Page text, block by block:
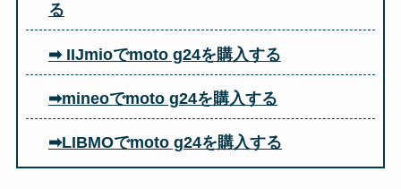
る
➡ IIJmioでmoto g24を購入する
➡mineoでmoto g24を購入する
➡LIBMOでmoto g24を購入する